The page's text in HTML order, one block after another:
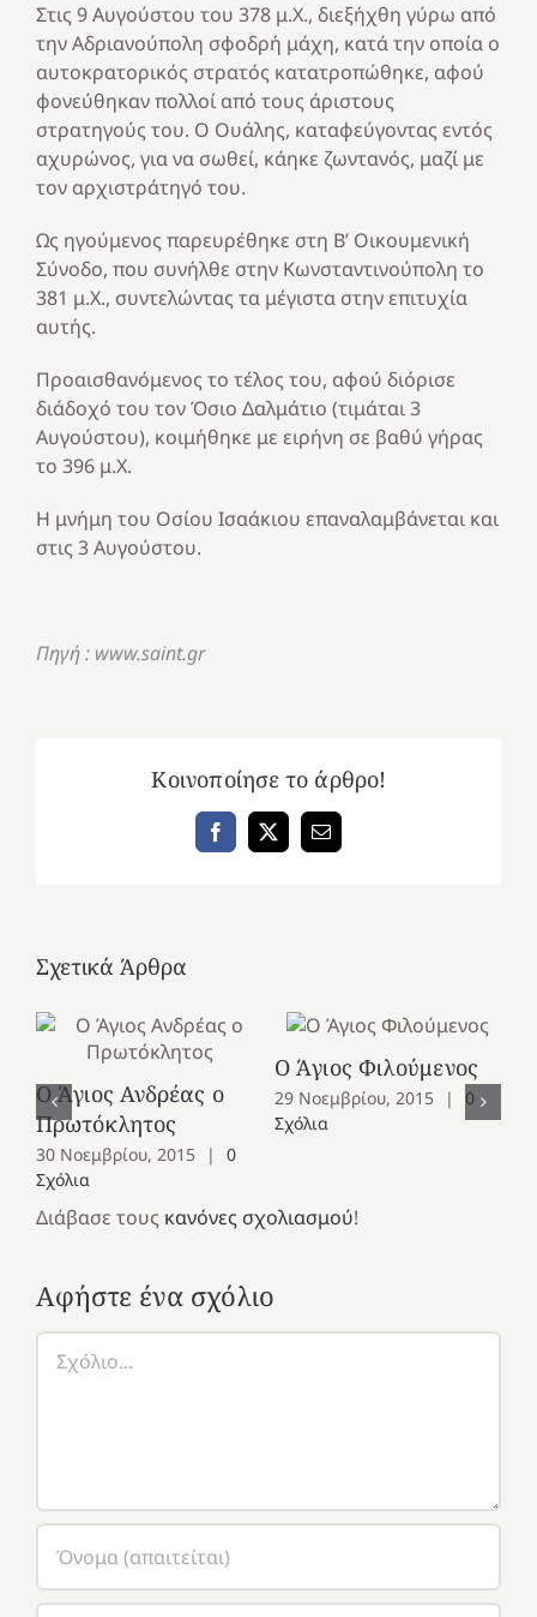
Στις 9 Αυγούστου του 378 μ.Χ., διεξήχθη γύρω από
την Αδριανούπολη σφοδρή μάχη, κατά την οποία ο
αυτοκρατορικός στρατός κατατροπώθηκε, αφού
φονεύθηκαν πολλοί από τους άριστους
στρατηγούς του. Ο Ουάλης, καταφεύγοντας εντός
αχυρώνος, για να σωθεί, κάηκε ζωντανός, μαζί με
τον αρχιστράτηγό του.
Ως ηγούμενος παρευρέθηκε στη Β’ Οικουμενική
Σύνοδο, που συνήλθε στην Κωνσταντινούπολη το
381 μ.Χ., συντελώντας τα μέγιστα στην επιτυχία
αυτής.
Προαισθανόμενος το τέλος του, αφού διόρισε
διάδοχό του τον Όσιο Δαλμάτιο (τιμάται 3
Αυγούστου), κοιμήθηκε με ειρήνη σε βαθύ γήρας
το 396 μ.Χ.
Η μνήμη του Οσίου Ισαάκιου επαναλαμβάνεται και
στις 3 Αυγούστου.
Πηγή : www.saint.gr
Κοινοποίησε το άρθρο!
Facebook
X Email
Σχετικά Άρθρα
Ο Άγιος Ανδρέας ο
Πρωτόκλητος
30 Νοεμβρίου, 2015 |
0
Σχόλια
Ο Άγιος Φιλούμενος
29 Νοεμβρίου, 2015 |
0
Σχόλια
Διάβασε τους κανόνες σχολιασμού!
Αφήστε ένα σχόλιο